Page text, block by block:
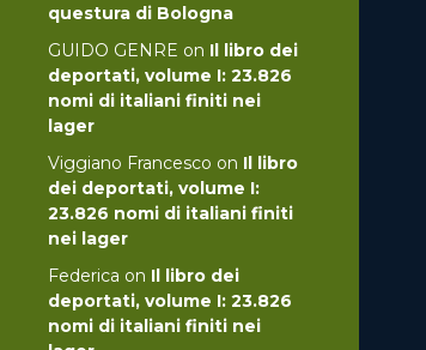
questura di Bologna
GUIDO GENRE on Il libro dei
deportati, volume I: 23.826
nomi di italiani finiti nei
lager
Viggiano Francesco on Il libro
dei deportati, volume I:
23.826 nomi di italiani finiti
nei lager
Federica on Il libro dei
deportati, volume I: 23.826
nomi di italiani finiti nei